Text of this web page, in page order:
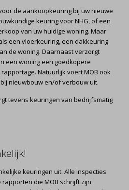
de aankoopkeuring bij uw nieuwe
keuring voor NHG, of een
van uw huidige woning. Maar
een vloerkeuring, een dakkeuring
de woning. Daarnaast verzorgt
een woning een goedkopere
Natuurlijk voert MOB ook
nieuwbouw en/of verbouw uit.
tevens keuringen van bedrijfsmatig
keuringen uit. Alle inspecties
die MOB schrijft zijn